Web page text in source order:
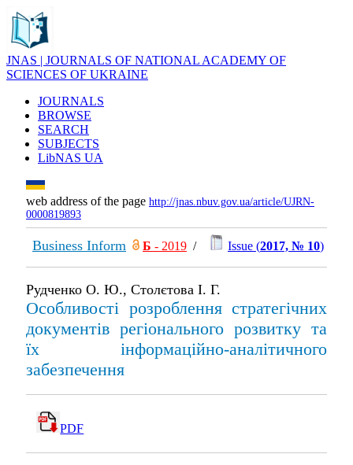
JNAS | JOURNALS OF NATIONAL ACADEMY OF
SCIENCES OF UKRAINE
JOURNALS
BROWSE
SEARCH
SUBJECTS
LibNAS UA
web address of the page http://jnas.nbuv.gov.ua/article/UJRN-
0000819893
Business Inform Б - 2019 / Issue (2017, № 10)
Рудченко О. Ю., Столєтова І. Г.
Особливості розроблення стратегічних
документів регіонального розвитку та
їх інформаційно-аналітичного
забезпечення
PDF